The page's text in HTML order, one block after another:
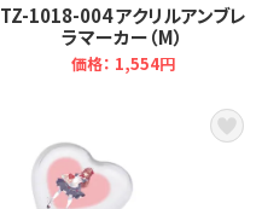
TZ-1018-004 アクリルアンブレ
ラマーカー（M）
価格： 1,554円